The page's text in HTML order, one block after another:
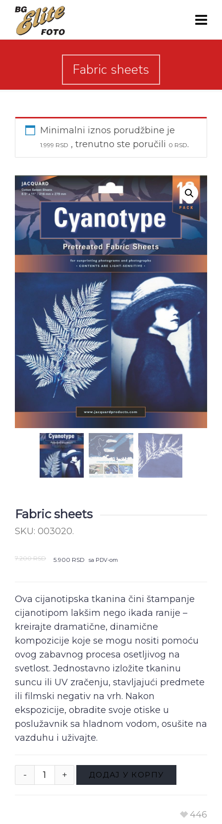
Fabric sheets
Minimalni iznos porudžbine je
1.999 RSD , trenutno ste poručili 0 RSD.
Fabric sheets
SKU: 003020.
7.200RSD 5.900 RSD sa PDV-om
Ova cijanotipska tkanina čini štampanje
cijanotipom lakšim nego ikada ranije –
kreirajte dramatične, dinamične
kompozicije koje se mogu nositi pomoću
ovog zabavnog procesa osetljivog na
svetlost. Jednostavno izložite tkaninu
suncu ili UV zračenju, stavljajući predmete
ili filmski negativ na vrh. Nakon
ekspozicije, obradite svoje otiske u
poslužavnik sa hladnom vodom, osušite na
vazduhu i uživajte.
ДОДАЈ У КОРПУ
446